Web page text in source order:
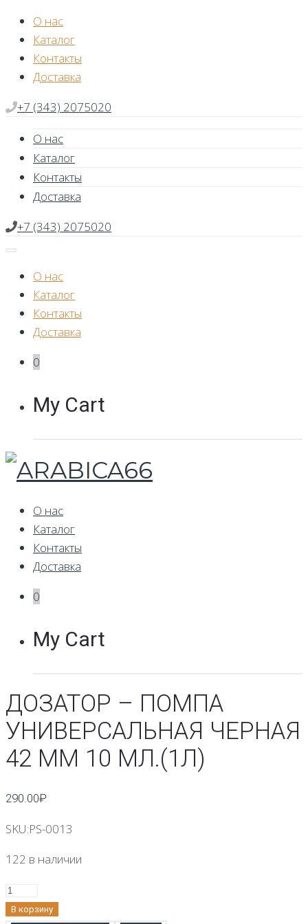
Skip
content
О нас
Каталог
Контакты
Доставка
+7 (343) 2075020
О нас
Каталог
Контакты
Доставка
+7 (343) 2075020
О нас
Каталог
Контакты
Доставка
0
My Cart
О нас
Каталог
Контакты
Доставка
0
My Cart
ДОЗАТОР – ПОМПА
УНИВЕРСАЛЬНАЯ ЧЕРНАЯ
42 ММ 10 МЛ.(1Л)
290.00₽
SKU:PS-0013
122 в наличии
Количество
Дозатор
В корзину